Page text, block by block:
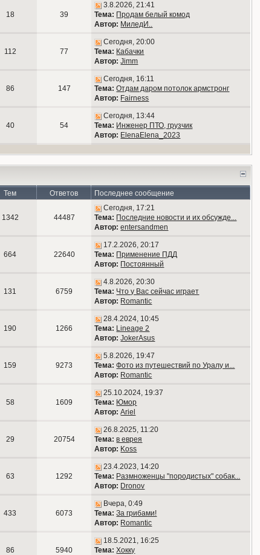
18 39
3.8.2026, 21:41
Тема: Продам белый комод
Автор: МиледИ..
112 77
Сегодня, 20:00
Тема: Кабачки
Автор: Jimm
86 147
Сегодня, 16:11
Тема: Отдам даром потолок армстронг
Автор: Fairness
40 54
Сегодня, 13:44
Тема: Инженер ПТО, грузчик
Автор: ElenaElena_2023
Тем Ответов Последнее сообщение
1342 44487
Сегодня, 17:21
Тема: Последние новости и их обсужде...
Автор: entersandmen
664 22640
17.2.2026, 20:17
Тема: Применение ПДД
Автор: Постоянный
131 6759
4.8.2026, 20:30
Тема: Что у Вас сейчас играет
Автор: Romantic
190 1266
28.4.2024, 10:45
Тема: Lineage 2
Автор: JokerAsus
159 9273
5.8.2026, 19:47
Тема: Фото из путешествий по Уралу и...
Автор: Romantic
58 1609
25.10.2024, 19:37
Тема: Юмор
Автор: Ariel
29 20754
26.8.2025, 11:20
Тема: в еврея
Автор: Koss
63 1292
23.4.2023, 14:20
Тема: Размноженцы "породистых" собак...
Автор: Dronov
433 6073
Вчера, 0:49
Тема: За грибами!
Автор: Romantic
86 5940
18.5.2021, 16:25
Тема: Хокку